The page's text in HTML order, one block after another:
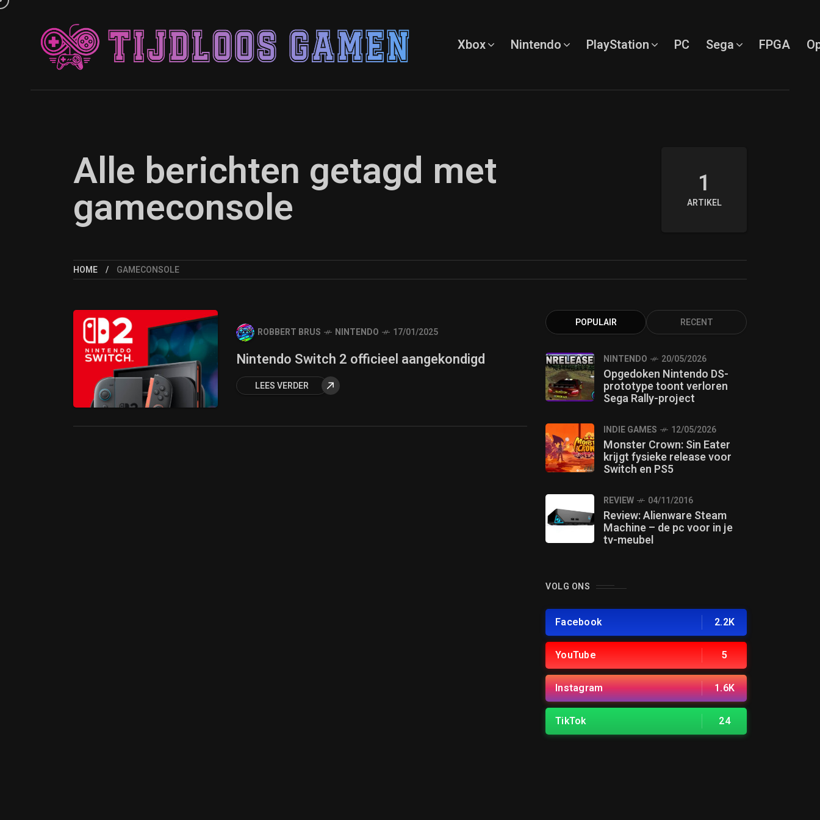
Xbox Nintendo PlayStation PC Sega FPGA
Alle berichten getagd met
gameconsole 1
ARTIKEL
HOME GAMECONSOLE
ROBBERT BRUS NINTENDO 17/01/2025
Nintendo Switch 2 officieel aangekondigd
LEES VERDER
POPULAIR RECENT
NINTENDO 20/05/2026
Opgedoken Nintendo DS-
prototype toont verloren
Sega Rally-project
INDIE GAMES 12/05/2026
Monster Crown: Sin Eater
krijgt fysieke release voor
Switch en PS5
REVIEW 04/11/2016
Review: Alienware Steam
Machine – de pc voor in je
tv-meubel
VOLG ONS
Facebook 2.2K
YouTube 5
Instagram 1.6K
TikTok 24